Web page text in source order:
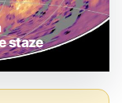
staze